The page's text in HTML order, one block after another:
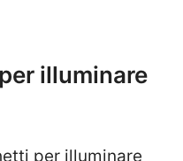
illuminare
per illuminare